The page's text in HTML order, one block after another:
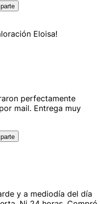
Eloisa!
perfectamente
mail. Entrega muy
y a mediodía del día